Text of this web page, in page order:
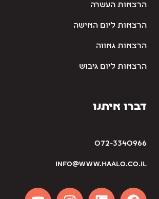
הרצאות העשרה
הרצאות ליום האישה
הרצאות גאווה
הרצאות ליום גיבוש
דברו איתנו
072-3340966
info@www.haalo.co.il